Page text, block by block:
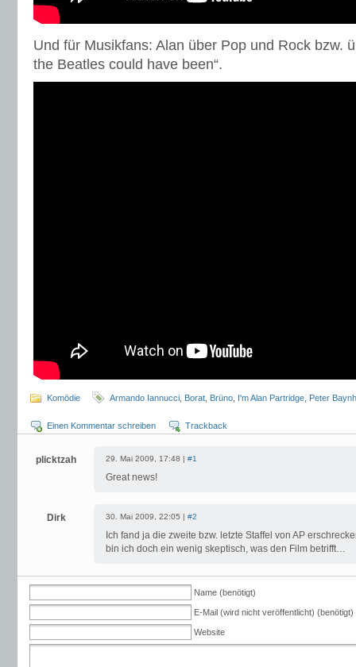
Und für Musikfans: Alan über Pop und Rock bzw.
the Beatles could have been“.
Komödie Armando Iannucci Borat Brüno I'm Alan Partridge Peter
Einen Kommentar schreiben Trackback
plicktzah 29. Mai 2009, 17:48 | #1
Great news!
Dirk 30. Mai 2009, 22:05 | #2
Ich fand ja die zweite bzw. letzte Staffel von AP
bin ich doch ein wenig skeptisch, was den Film betrifft…
Name (benötigt)
E-Mail (wird nicht veröffentlicht) (benötigt)
Website